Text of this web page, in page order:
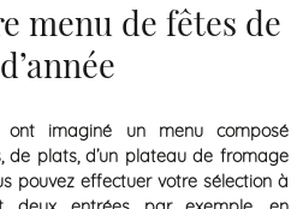
menu de fêtes de
ont imaginé un menu composé
de plats, d’un plateau de fromage
pouvez effectuer votre sélection à